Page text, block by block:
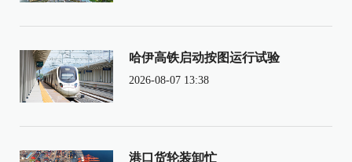
哈伊高铁启动按图运行试验
2026-08-07 13:38
港口货轮装卸忙